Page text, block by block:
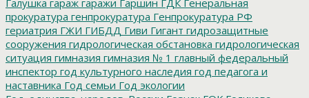
прокуратура генпрокуратура Генпрокуратура РФ
гериатрия ГЖИ ГИБДД Гиви Гигант гидрозащитные
сооружения гидрологическая обстановка гидрологическая
ситуация гимназия гимназия № 1 главный федеральный
инспектор год культурного наследия год педагога и
наставника Год семьи Год экологии